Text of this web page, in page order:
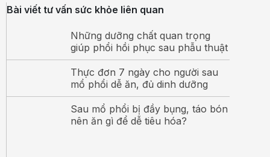
Bài viết tư vấn sức khỏe liên quan
Những dưỡng chất quan trọng
giúp phổi hồi phục sau phẫu thuật
Thực đơn 7 ngày cho người sau
mổ phổi dễ ăn, đủ dinh dưỡng
Sau mổ phổi bị đầy bụng, táo bón
nên ăn gì để dễ tiêu hóa?